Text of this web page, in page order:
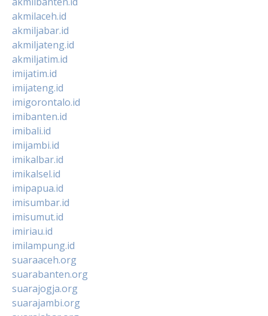
akmilaceh.id
akmiljabar.id
akmiljateng.id
akmiljatim.id
imijatim.id
imijateng.id
imigorontalo.id
imibanten.id
imibali.id
imijambi.id
imikalbar.id
imikalsel.id
imipapua.id
imisumbar.id
imisumut.id
imiriau.id
imilampung.id
suaraaceh.org
suarabanten.org
suarajogja.org
suarajambi.org